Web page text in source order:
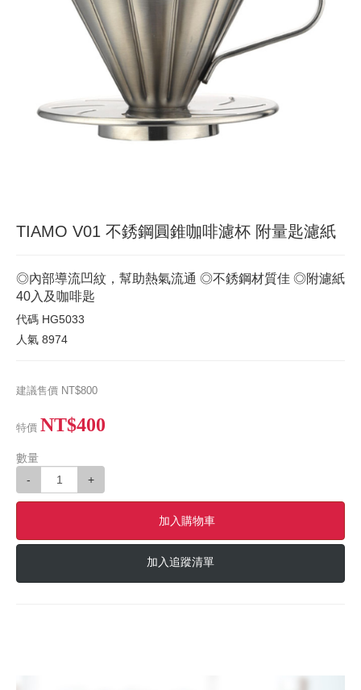
TIAMO V01 不銹鋼圓錐咖啡濾杯 附量匙濾紙
◎內部導流凹紋，幫助熱氣流通 ◎不銹鋼材質佳 ◎附濾紙
40入及咖啡匙
代碼 HG5033
人氣 8974
建議售價 NT$800
特價 NT$400
數量
-
+
加入購物車
加入追蹤清單